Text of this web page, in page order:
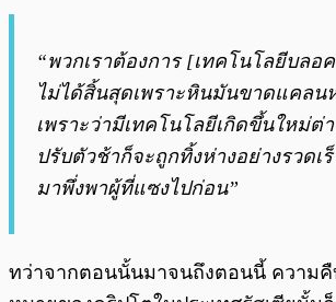
“พวกเราต้องการ [เทคโนโลยีบล
ไม่ได้สิ้นสุดเพราะหินมันขาดแคลน
เพราะว่ามีเทคโนโลยีเกิดขึ้นใหม่ต่
ปรับตัวช้าก็จะถูกทิ้งห่างอย่างรวดเ
มาพึ่งพาผู้ที่แซงไปก่อน”
ทว่าจากตอนนั้นมาจนถึงตอนนี้ ความ